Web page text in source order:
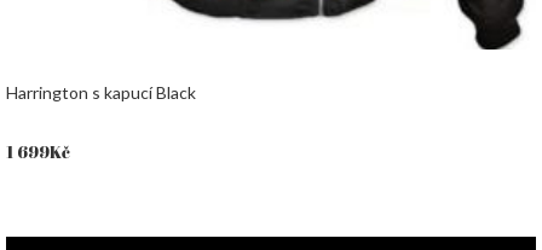
Harrington s kapucí Black
1 699Kč